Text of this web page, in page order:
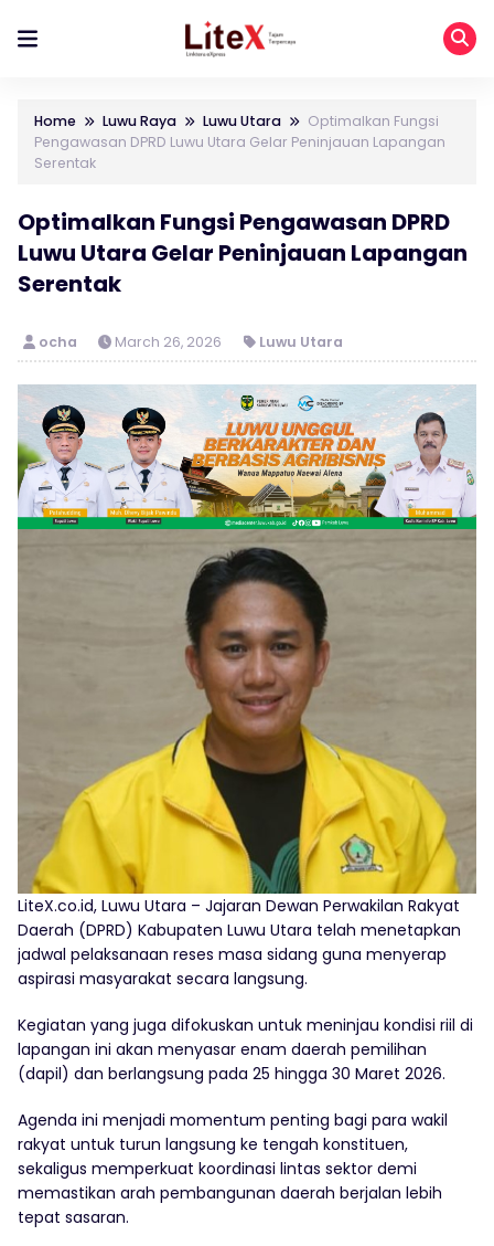
Home Luwu Raya Luwu Utara
Optimalkan Fungsi
Pengawasan DPRD Luwu Utara Gelar Peninjauan Lapangan
Serentak
Optimalkan Fungsi Pengawasan DPRD
Luwu Utara Gelar Peninjauan Lapangan
Serentak
ocha March 26, 2026 Luwu Utara
LiteX.co.id, Luwu Utara – Jajaran Dewan Perwakilan Rakyat
Daerah (DPRD) Kabupaten Luwu Utara telah menetapkan
jadwal pelaksanaan reses masa sidang guna menyerap
aspirasi masyarakat secara langsung.
Kegiatan yang juga difokuskan untuk meninjau kondisi riil di
lapangan ini akan menyasar enam daerah pemilihan
(dapil) dan berlangsung pada 25 hingga 30 Maret 2026.
Agenda ini menjadi momentum penting bagi para wakil
rakyat untuk turun langsung ke tengah konstituen,
sekaligus memperkuat koordinasi lintas sektor demi
memastikan arah pembangunan daerah berjalan lebih
tepat sasaran.